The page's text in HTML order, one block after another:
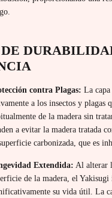
contra Plagas: La
a los insectos y plagas
de la madera sin
a evitar la madera tratada
carbonizada, que es
Extendida: Al alterar
de la madera, el Yakisugi
su vida útil. La